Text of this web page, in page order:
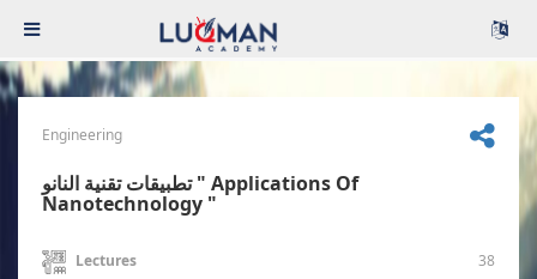
Engineering
تطبيقات تقنية النانو " Applications Of
Nanotechnology "
Lectures 38